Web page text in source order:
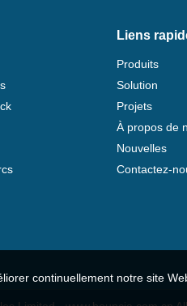
Liens
Produits
Solution
Projets
À propos de
Nouvelles
Contactez-
continuellement notre site